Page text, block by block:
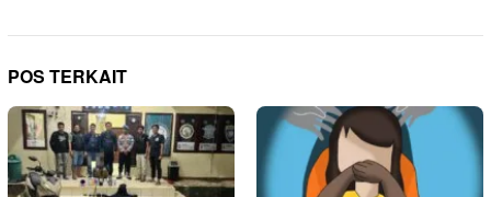
POS TERKAIT